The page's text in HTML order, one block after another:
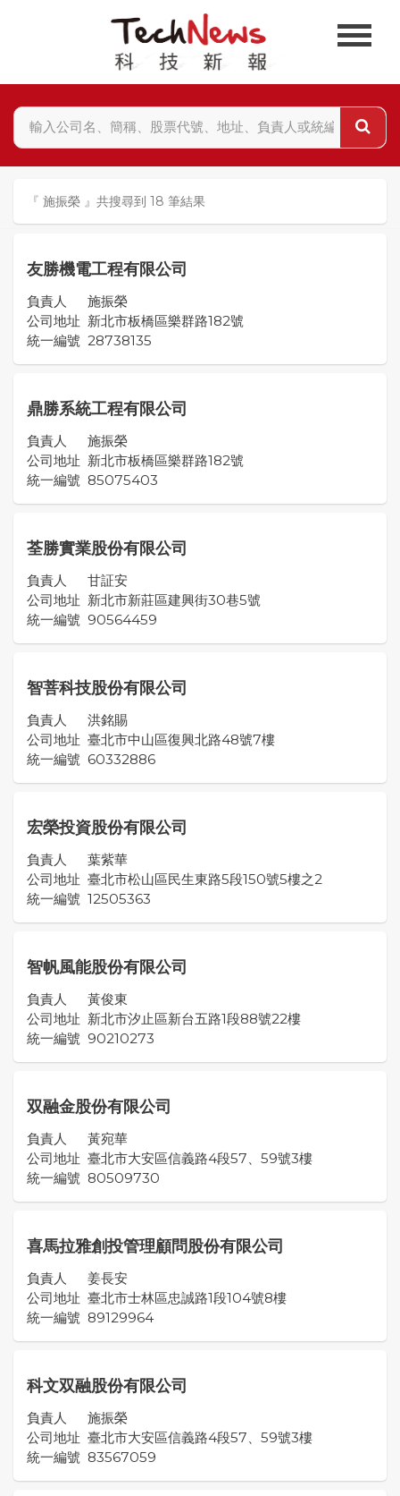
『 施振榮 』共搜尋到 18 筆結果
友勝機電工程有限公司
負責人
施振榮
公司地址 新北市板橋區樂群路182號
統一編號 28738135
鼎勝系統工程有限公司
負責人
施振榮
公司地址 新北市板橋區樂群路182號
統一編號 85075403
荃勝實業股份有限公司
負責人
甘証安
公司地址 新北市新莊區建興街30巷5號
統一編號 90564459
智菩科技股份有限公司
負責人
洪銘賜
公司地址 臺北市中山區復興北路48號7樓
統一編號 60332886
宏榮投資股份有限公司
負責人
葉紫華
公司地址 臺北市松山區民生東路5段150號5樓之2
統一編號 12505363
智帆風能股份有限公司
負責人
黃俊東
公司地址 新北市汐止區新台五路1段88號22樓
統一編號 90210273
双融金股份有限公司
負責人
黃宛華
公司地址 臺北市大安區信義路4段57、59號3樓
統一編號 80509730
喜馬拉雅創投管理顧問股份有限公司
負責人
姜長安
公司地址 臺北市士林區忠誠路1段104號8樓
統一編號 89129964
科文双融股份有限公司
負責人
施振榮
公司地址 臺北市大安區信義路4段57、59號3樓
統一編號 83567059